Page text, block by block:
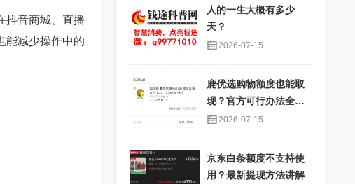
抖音商城、直播
能减少操作中的
人的一生大概有多少
天？
2026-07-15
鹿优选购物额度也能取
现？官方可行办法全解
析 2026-07-15
京东白条额度不支持使
用？最新提现方法讲解